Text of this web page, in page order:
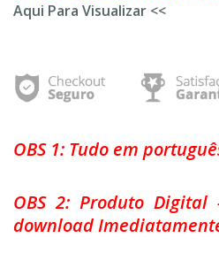
Aqui Para Visualizar <<
OBS 1: Tudo em
OBS 2: Produto
download